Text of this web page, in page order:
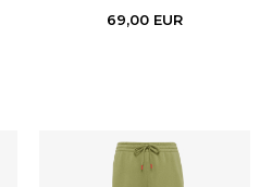
69,00 EUR